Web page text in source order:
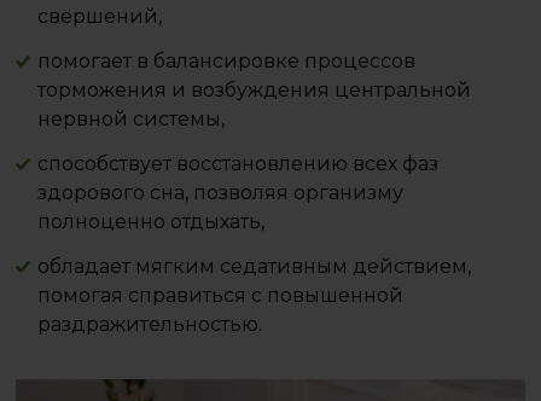
свершений,
помогает в балансировке процессов
торможения и возбуждения центральной
нервной системы,
способствует восстановлению всех фаз
здорового сна, позволяя организму
полноценно отдыхать,
обладает мягким седативным действием,
помогая справиться с повышенной
раздражительностью.